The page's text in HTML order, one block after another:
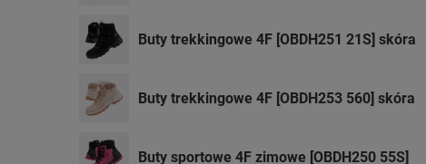
Buty trekkingowe 4F [OBDH251 21S] skóra
Buty trekkingowe 4F [OBDH253 560] skóra
Buty sportowe 4F zimowe [OBDH250 55S]